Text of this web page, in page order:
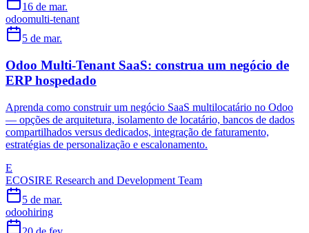
16 de mar.
odoomulti-tenant
5 de mar.
Odoo Multi-Tenant SaaS: construa um negócio de
ERP hospedado
Aprenda como construir um negócio SaaS multilocatário no Odoo
— opções de arquitetura, isolamento de locatário, bancos de dados
compartilhados versus dedicados, integração de faturamento,
estratégias de personalização e escalonamento.
E
ECOSIRE Research and Development Team
5 de mar.
odoohiring